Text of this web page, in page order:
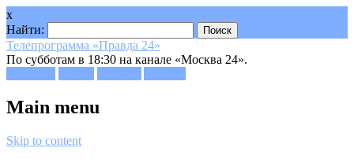
x
Найти:
Телепрограмма «Правда 24»
По субботам в 18:30 на канале «Москва 24».
Main menu
Skip to content